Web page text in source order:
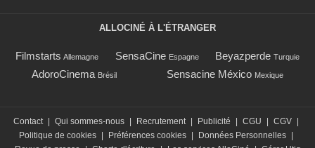
ALLOCINÉ À L'ÉTRANGER
Filmstarts Allemagne SensaCine Espagne Beyazperde Turquie
AdoroCinema Brésil Sensacine México Mexique
Contact Qui sommes-nous Recrutement Publicité CGU CGV
Politique de cookies
Préférences cookies Données Personnelles